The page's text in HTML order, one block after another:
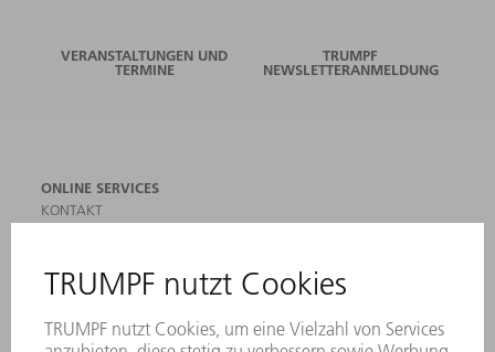
VERANSTALTUNGEN UND
TERMINE
TRUMPF
NEWSLETTERANMELDUNG
ONLINE SERVICES
KONTAKT
VERANSTALTUNGEN UND TERMINE
NEWSLETTER-ANMELDUNG
MYTRUMPF
SICHERHEITSDATENBLÄTTER